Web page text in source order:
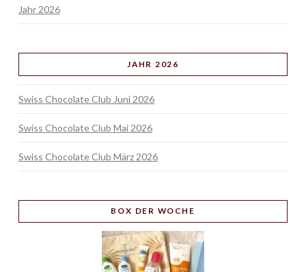
Jahr 2026
JAHR 2026
Swiss Chocolate Club Juni 2026
Swiss Chocolate Club Mai 2026
Swiss Chocolate Club März 2026
BOX DER WOCHE